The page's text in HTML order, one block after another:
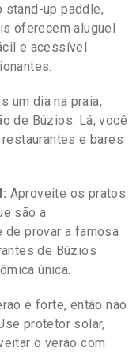
stand-up paddle,
oferecem aluguel
e acessível
um dia na praia,
de Búzios. Lá, você
e bares
Aproveite os pratos
são a
de provar a famosa
de Búzios
única.
é forte, então não
protetor solar,
o verão com